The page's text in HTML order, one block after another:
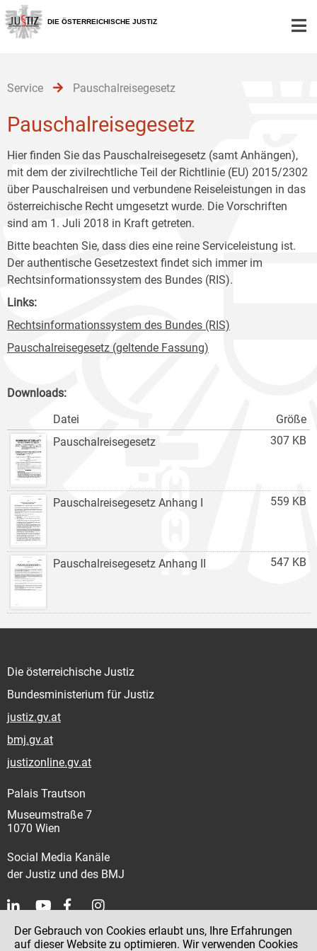
Zur
Hauptnavigation
[1]
Zum
Inhalt
[2]
Zum
Untermenü
[3]
DIE ÖSTERREICHISCHE JUSTIZ
Service Pauschalreisegesetz
Pauschalreisegesetz
Hier finden Sie das Pauschalreisegesetz (samt Anhängen),
mit dem der zivilrechtliche Teil der Richtlinie (EU) 2015/2302
über Pauschalreisen und verbundene Reiseleistungen in das
österreichische Recht umgesetzt wurde. Die Vorschriften
sind am 1. Juli 2018 in Kraft getreten.
Bitte beachten Sie, dass dies eine reine Serviceleistung ist.
Der authentische Gesetzestext findet sich immer im
Rechtsinformationssystem des Bundes (RIS).
Links:
Rechtsinformationssystem des Bundes (RIS)
Pauschalreisegesetz (geltende Fassung)
Downloads:
Größe
Datei
307 KB
Pauschalreisegesetz
559 KB
Pauschalreisegesetz Anhang I
547 KB
Pauschalreisegesetz Anhang II
Die österreichische Justiz
Bundesministerium für Justiz
justiz.gv.at
bmj.gv.at
justizonline.gv.at
Palais Trautson
Museumstraße 7
1070 Wien
Social Media Kanäle
der Justiz und des BMJ
Kontakt
Der Gebrauch von Cookies erlaubt uns, Ihre Erfahrungen
auf dieser Website zu optimieren. Wir verwenden Cookies